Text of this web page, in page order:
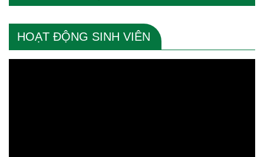
HOẠT ĐỘNG SINH VIÊN